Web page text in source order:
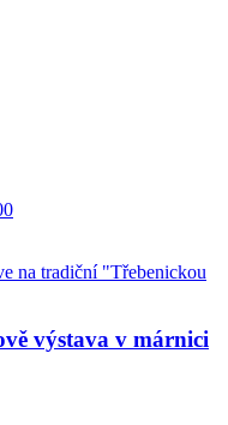
na tradiční "Třebenickou
výstava v márnici